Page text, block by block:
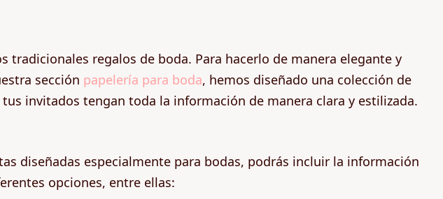
regalos de boda. Para hacerlo de manera elegante y
sección papelería para boda, hemos diseñado una colección de
invitados tengan toda la información de manera clara y estilizada.
diseñadas especialmente para bodas, podrás incluir la información
opciones, entre ellas: